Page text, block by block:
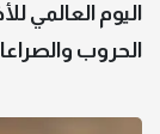
اليوم العالمي
الحروب